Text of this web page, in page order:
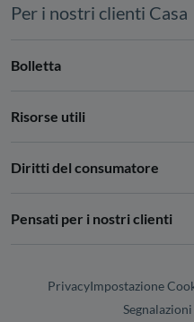
Per i nostri clienti Casa
Bolletta
Risorse utili
Diritti del consumatore
Pensati per i nostri clienti
PrivacyImpostazione